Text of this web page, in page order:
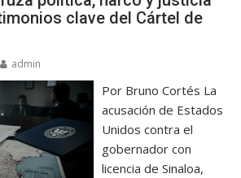
clave del Cártel de
admin
Por Bruno Cortés La
acusación de Estados
Unidos contra el
gobernador con
licencia de Sinaloa,